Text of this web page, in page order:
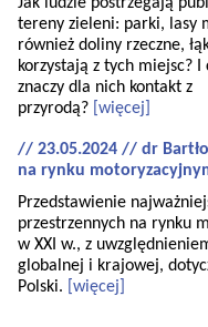
tereny zieleni: parki, lasy
również doliny rzeczne,
korzystają z tych miejsc? I
znaczy dla nich kontakt z
przyrodą? [więcej]
// 23.05.2024 // dr
na rynku
Przedstawienie
przestrzennych na rynku
w XXI w., z
globalnej i krajowej,
Polski.
[więcej]